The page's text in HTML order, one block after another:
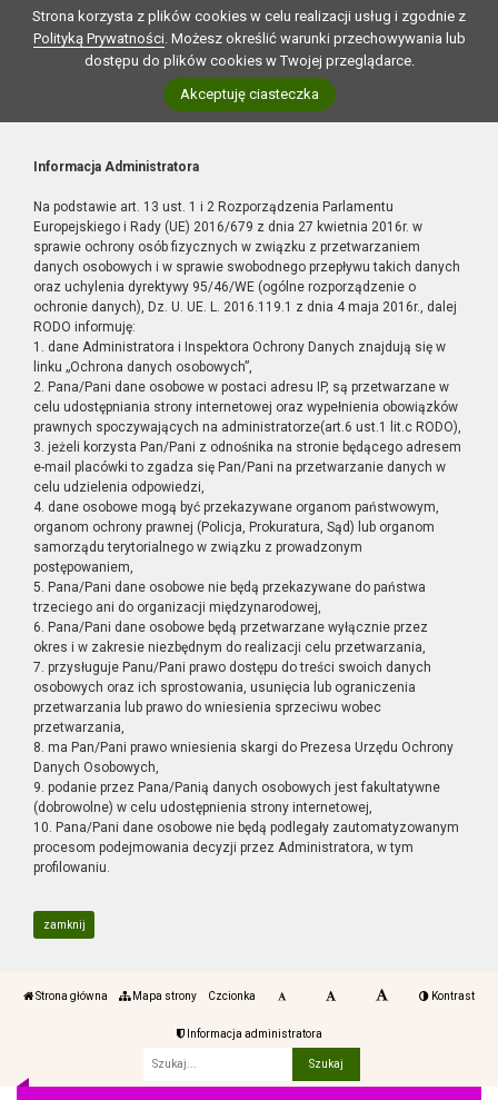
Strona korzysta z plików cookies w celu realizacji usług i zgodnie z
Polityką Prywatności. Możesz określić warunki przechowywania lub
dostępu do plików cookies w Twojej przeglądarce.
Akceptuję ciasteczka
Informacja Administratora
Na podstawie art. 13 ust. 1 i 2 Rozporządzenia Parlamentu
Europejskiego i Rady (UE) 2016/679 z dnia 27 kwietnia 2016r. w
sprawie ochrony osób fizycznych w związku z przetwarzaniem
danych osobowych i w sprawie swobodnego przepływu takich danych
oraz uchylenia dyrektywy 95/46/WE (ogólne rozporządzenie o
ochronie danych), Dz. U. UE. L. 2016.119.1 z dnia 4 maja 2016r., dalej
RODO informuję:
1. dane Administratora i Inspektora Ochrony Danych znajdują się w
linku „Ochrona danych osobowych”,
2. Pana/Pani dane osobowe w postaci adresu IP, są przetwarzane w
celu udostępniania strony internetowej oraz wypełnienia obowiązków
prawnych spoczywających na administratorze(art.6 ust.1 lit.c RODO),
3. jeżeli korzysta Pan/Pani z odnośnika na stronie będącego adresem
e-mail placówki to zgadza się Pan/Pani na przetwarzanie danych w
celu udzielenia odpowiedzi,
4. dane osobowe mogą być przekazywane organom państwowym,
organom ochrony prawnej (Policja, Prokuratura, Sąd) lub organom
samorządu terytorialnego w związku z prowadzonym
postępowaniem,
5. Pana/Pani dane osobowe nie będą przekazywane do państwa
trzeciego ani do organizacji międzynarodowej,
6. Pana/Pani dane osobowe będą przetwarzane wyłącznie przez
okres i w zakresie niezbędnym do realizacji celu przetwarzania,
7. przysługuje Panu/Pani prawo dostępu do treści swoich danych
osobowych oraz ich sprostowania, usunięcia lub ograniczenia
przetwarzania lub prawo do wniesienia sprzeciwu wobec
przetwarzania,
8. ma Pan/Pani prawo wniesienia skargi do Prezesa Urzędu Ochrony
Danych Osobowych,
9. podanie przez Pana/Panią danych osobowych jest fakultatywne
(dobrowolne) w celu udostępnienia strony internetowej,
10. Pana/Pani dane osobowe nie będą podlegały zautomatyzowanym
procesom podejmowania decyzji przez Administratora, w tym
profilowaniu.
zamknij
Strona główna Mapa strony Czcionka Kontrast
Informacja administratora